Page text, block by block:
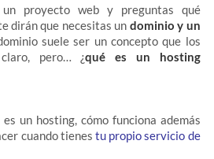
proyecto web y preguntas qué
dirán que necesitas un dominio y un
suele ser un concepto que los
pero… ¿qué es un hosting
un hosting, cómo funciona además
cuando tienes tu propio servicio de